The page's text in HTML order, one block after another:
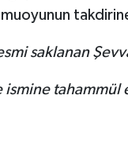
saklanan
tahammül